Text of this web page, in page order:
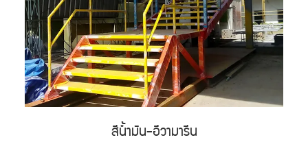
สีน้ำมัน-อีวามารีน